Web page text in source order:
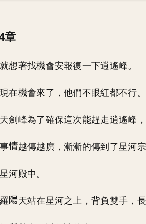
章
就想著找機會安報復一下逍遙峰。
現在機會來了，他們不眼紅都不行。
天劍峰為了確保這次能趕走逍遙峰
事 越傳越廣，漸漸的傳到了星河
星河殿中。
羅 天站在星河之上，背負雙手，